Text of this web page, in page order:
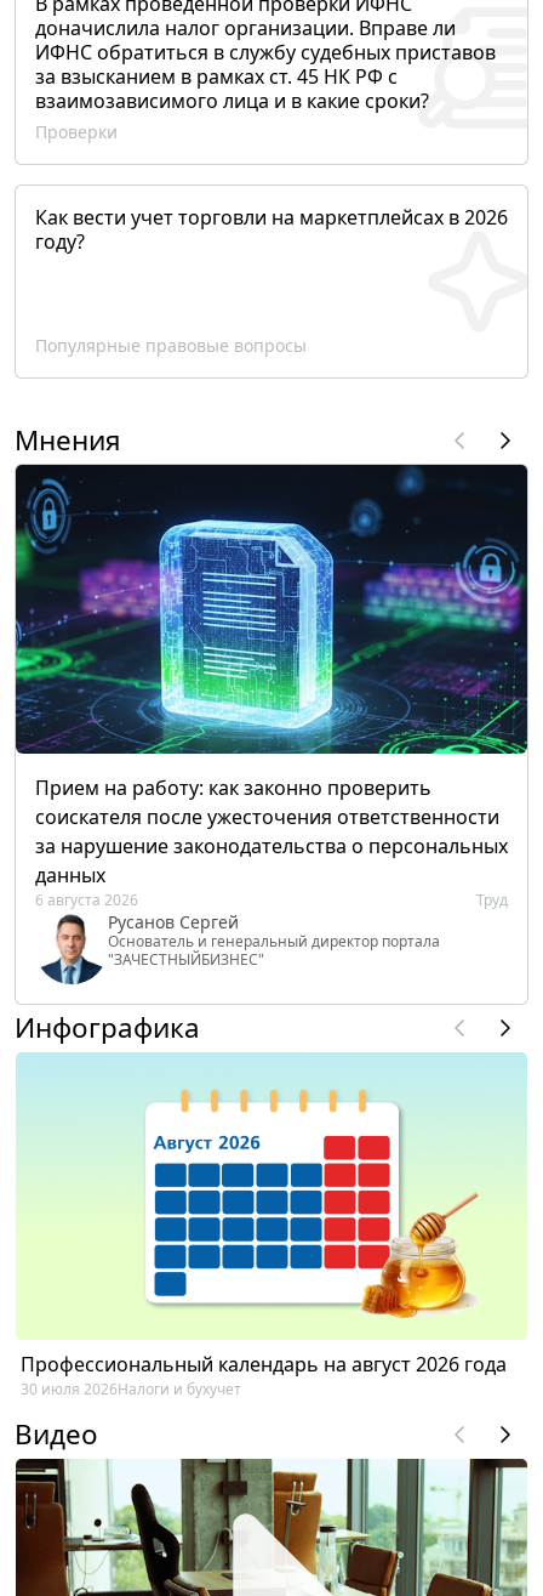
доначислила налог организации. Вправе ли
ИФНС обратиться в службу судебных приставов
за взысканием в рамках ст. 45 НК РФ с
взаимозависимого лица и в какие сроки?
Проверки
Как вести учет торговли на маркетплейсах в 2026
году?
Популярные правовые вопросы
Мнения
Прием на работу: как законно проверить
соискателя после ужесточения ответственности
за нарушение законодательства о персональных
данных
6 августа 2026 Труд
Русанов Сергей
Основатель и генеральный директор портала
"ЗАЧЕСТНЫЙБИЗНЕС"
Инфографика
Профессиональный календарь на август 2026 года
30 июля 2026Налоги и бухучет
Видео